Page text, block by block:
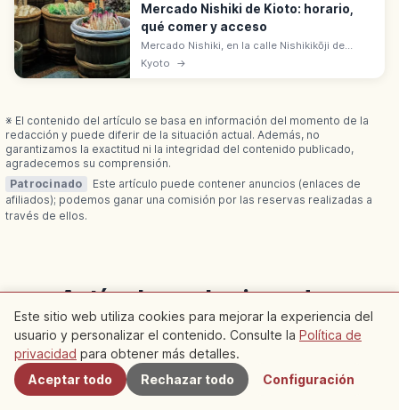
Mercado Nishiki de Kioto: horario,
qué comer y acceso
Mercado Nishiki, en la calle Nishikikōji de
Kioto, es 'la cocina de Kioto': galería de 390 m
con 126 tiendas. Origen como mercado de
Kyoto →
※ El contenido del artículo se basa en información del momento de la
redacción y puede diferir de la situación actual. Además, no
garantizamos la exactitud ni la integridad del contenido publicado,
agradecemos su comprensión.
Patrocinado
Este artículo puede contener anuncios (enlaces de
afiliados); podemos ganar una comisión por las reservas realizadas a
través de ellos.
Artículos relacionados
Descubre más artículos en esta categoría
Kyoto
Cercanos
Este sitio web utiliza cookies para mejorar la experiencia del
usuario y personalizar el contenido. Consulte la Política de
privacidad para obtener más detalles.
Aceptar todo
Rechazar todo Configuración